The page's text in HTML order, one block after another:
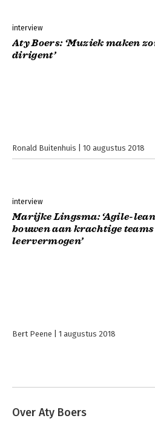
interview
Aty Boers: ‘Muziek maken
dirigent’
Ronald Buitenhuis 10 augustus 2018
interview
Marijke Lingsma: ‘Agile-
bouwen aan krachtige
leervermogen’
Bert Peene 1 augustus 2018
Over Aty Boers